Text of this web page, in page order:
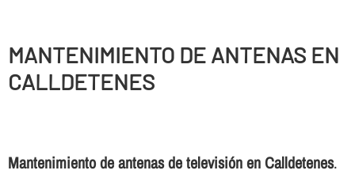
MANTENIMIENTO DE ANTENAS EN
CALLDETENES
Mantenimiento de antenas de televisión en Calldetenes.